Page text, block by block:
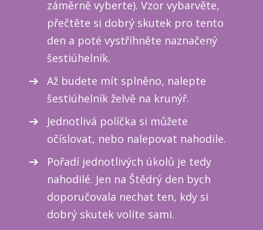
záměrně vyberte). Vzor vybarvěte,
přečtěte si dobrý skutek pro tento
den a poté vystříhněte naznačený
šestiúhelník.
Až budete mít splněno, nalepte
šestiúhelník želvě na krunýř.
Jednotlivá políčka si můžete
očíslovat, nebo nalepovat nahodile.
Pořadí jednotlivých úkolů je tedy
nahodilé. Jen na Štědrý den bych
doporučovala nechat ten, kdy si
dobrý skutek volíte sami.